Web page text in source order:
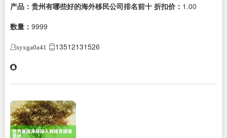
产品：贵州有哪些好的海外移民公司排名前十 折扣价： 1.00
数量： 9999
syxga0a41 13512131526